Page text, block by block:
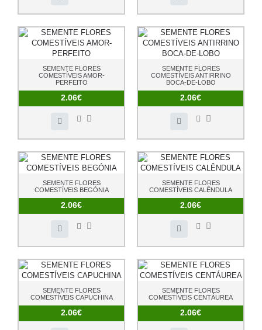
SEMENTE FLORES
COMESTÍVEIS AMOR-
PERFEITO
2.06€
SEMENTE FLORES
COMESTÍVEIS ANTIRRINO
BOCA-DE-LOBO
2.06€
SEMENTE FLORES
COMESTÍVEIS BEGÓNIA
2.06€
SEMENTE FLORES
COMESTÍVEIS CALÊNDULA
2.06€
SEMENTE FLORES
COMESTÍVEIS CAPUCHINA
2.06€
SEMENTE FLORES
COMESTÍVEIS CENTÁUREA
2.06€